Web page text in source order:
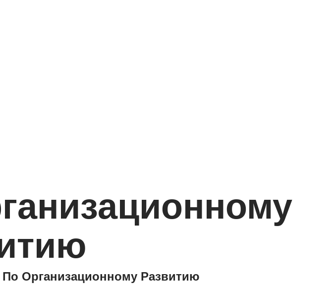
Организационному Развитию